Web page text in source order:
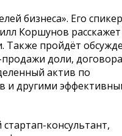
бизнеса». Его
Коршунов
Также пройдёт
доли, договора
актив по
и другими
консультант,